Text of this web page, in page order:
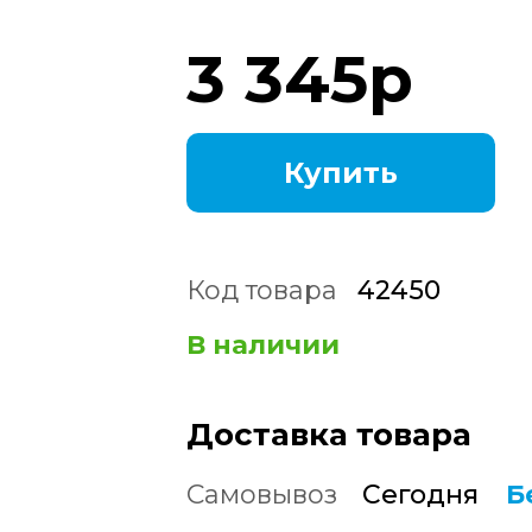
3 345р
Купить
Код товара
42450
В наличии
Доставка товара
Самовывоз Сегодня